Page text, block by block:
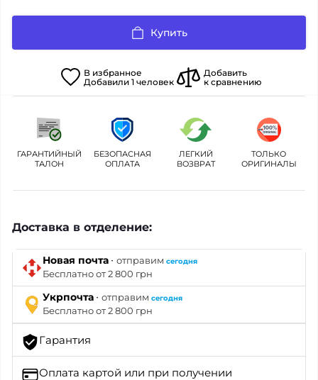
Купить
В избранное
Добавили 1человек
Добавить
к сравнению
ГАРАНТИЙНЫЙ
ТАЛОН
БЕЗОПАСНАЯ
ОПЛАТА
ЛЕГКИЙ
ВОЗВРАТ
ТОЛЬКО
ОРИГИНАЛЫ
Доставка в отделение:
Новая почта · отправим сегодня
Бесплатно от 2 800 грн
Укрпочта · отправим сегодня
Бесплатно от 2 800 грн
Гарантия
Оплата картой или при получении